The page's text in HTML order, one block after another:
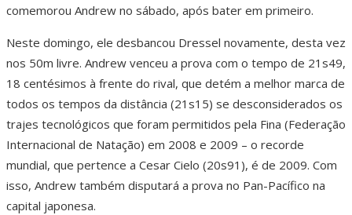
comemorou Andrew no sábado, após bater em primeiro.
Neste domingo, ele desbancou Dressel novamente, desta vez
nos 50m livre. Andrew venceu a prova com o tempo de 21s49,
18 centésimos à frente do rival, que detém a melhor marca de
todos os tempos da distância (21s15) se desconsiderados os
trajes tecnológicos que foram permitidos pela Fina (Federação
Internacional de Natação) em 2008 e 2009 – o recorde
mundial, que pertence a Cesar Cielo (20s91), é de 2009. Com
isso, Andrew também disputará a prova no Pan-Pacífico na
capital japonesa.